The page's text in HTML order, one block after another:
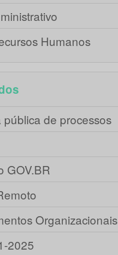
Humanos
pública de processos
GOV.BR
Organizacionais
2025